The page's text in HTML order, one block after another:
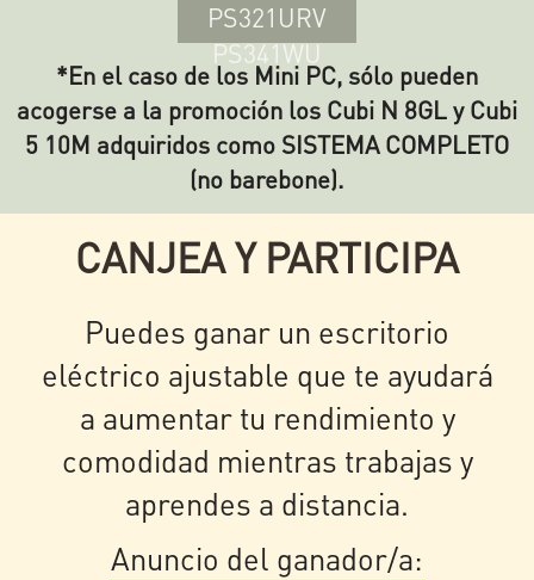
PS321URV
PS341WU
*En el caso de los Mini PC, sólo pueden
acogerse a la promoción los Cubi N 8GL y Cubi
5 10M adquiridos como SISTEMA COMPLETO
(no barebone).
CANJEA Y PARTICIPA
Puedes ganar un escritorio
eléctrico ajustable que te ayudará
a aumentar tu rendimiento y
comodidad mientras trabajas y
aprendes a distancia.
Anuncio del ganador/a: